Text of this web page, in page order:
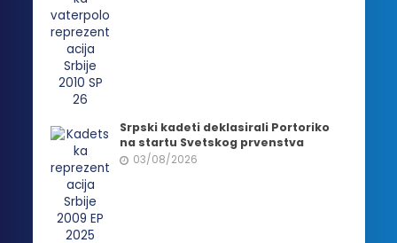
Srpski kadeti deklasirali Portoriko
na startu Svetskog prvenstva
03/08/2026